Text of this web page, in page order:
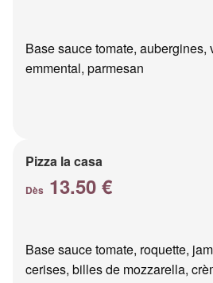
Base sauce tomate, aubergines,
emmental, parmesan
Pizza la casa
Dès 13.50 €
Base sauce tomate, roquette,
cerises, billes de mozzarella,